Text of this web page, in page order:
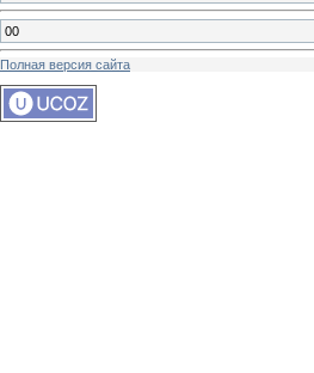
00
Полная версия сайта